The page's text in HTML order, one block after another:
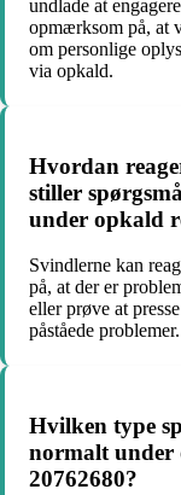
undlade at
opmærksom på, at
om personlige
via opkald.
Hvordan
stiller
under opkald
Svindlerne kan
på, at der er
eller prøve at
påståede problemer.
Hvilken type
normalt under
20762680?